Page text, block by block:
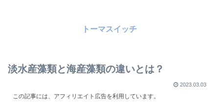
トーマスイッチ
淡水産藻類と海産藻類の違いとは？
2023.03.03
この記事には、アフィリエイト広告を利用しています。